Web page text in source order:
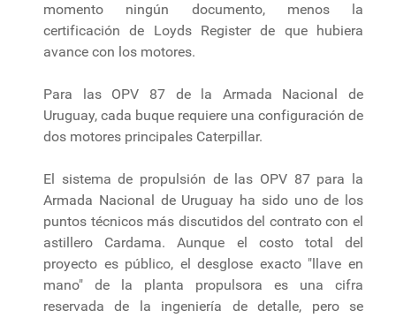
momento ningún documento, menos la
certificación de Loyds Register de que hubiera
avance con los motores.
Para las OPV 87 de la Armada Nacional de
Uruguay, cada buque requiere una configuración de
dos motores principales Caterpillar.
El sistema de propulsión de las OPV 87 para la
Armada Nacional de Uruguay ha sido uno de los
puntos técnicos más discutidos del contrato con el
astillero Cardama. Aunque el costo total del
proyecto es público, el desglose exacto "llave en
mano" de la planta propulsora es una cifra
reservada de la ingeniería de detalle, pero se